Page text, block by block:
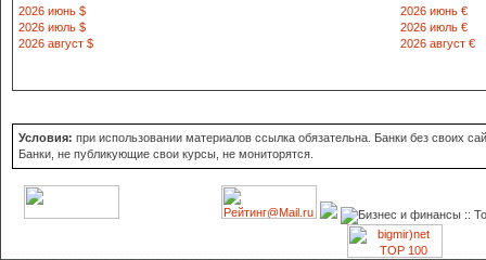
2026 июнь $
2026 июнь €
2026 июль $
2026 июль €
2026 август $
2026 август €
Условия: при использовании материалов ссылка обязательна. Банки без своих
Банки, не публикующие свои курсы, не мониторятся.